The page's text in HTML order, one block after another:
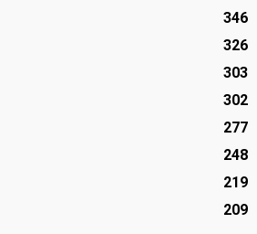
346
326
303
302
277
248
219
209